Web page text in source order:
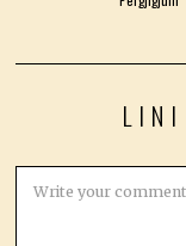
LINI